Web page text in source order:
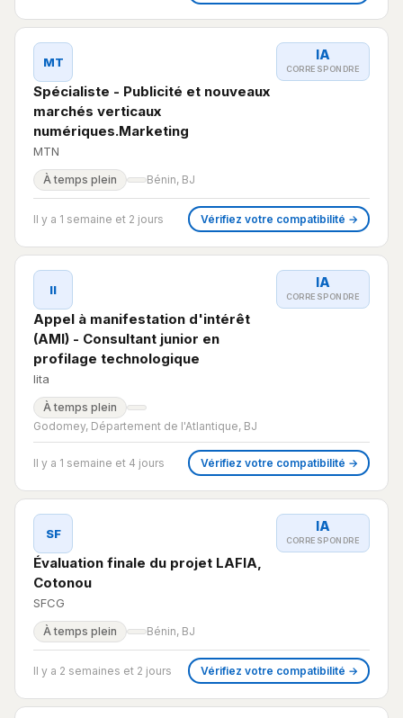
MT
Spécialiste - Publicité et nouveaux
marchés verticaux
numériques.Marketing
MTN
IA
CORRESPONDRE
À temps plein Bénin, BJ
Il y a 1 semaine et 2 jours Vérifiez votre compatibilité →
II
Appel à manifestation d'intérêt
(AMI) - Consultant junior en
profilage technologique
Iita
IA
CORRESPONDRE
À temps plein
Godomey, Département de l'Atlantique, BJ
Il y a 1 semaine et 4 jours Vérifiez votre compatibilité →
SF
Évaluation finale du projet LAFIA,
Cotonou
SFCG
IA
CORRESPONDRE
À temps plein Bénin, BJ
Il y a 2 semaines et 2 jours Vérifiez votre compatibilité →